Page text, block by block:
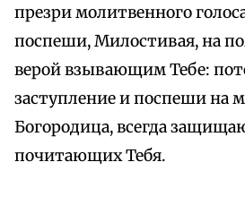
презри молитвенного
поспеши, Милостивая, на
верой взывающим Тебе:
заступление и поспеши на
Богородица, всегда
почитающих Тебя.